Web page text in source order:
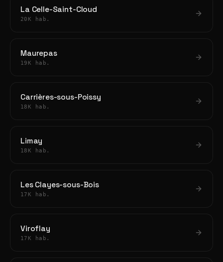
La Celle-Saint-Cloud
20K hab.
Maurepas
19K hab.
Carrières-sous-Poissy
18K hab.
Limay
18K hab.
Les Clayes-sous-Bois
17K hab.
Viroflay
17K hab.